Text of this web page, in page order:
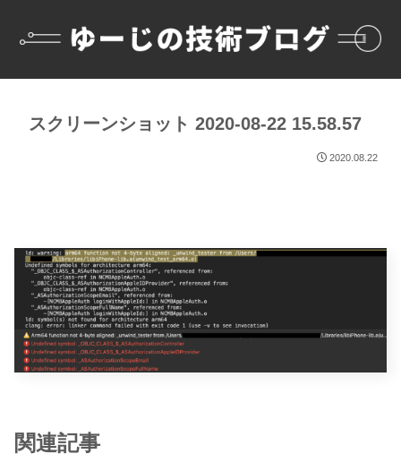
スクリーンショット 2020-08-22 15.58.57
2020.08.22
関連記事